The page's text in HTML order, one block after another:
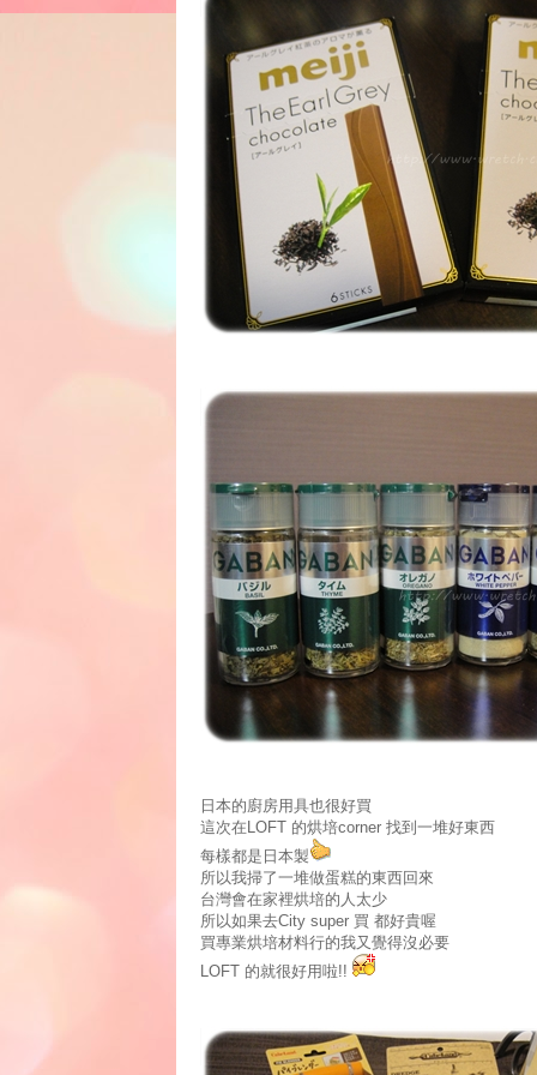
日本的廚房用具也很好買
這次在LOFT 的烘培corner 找到一堆好東西
每樣都是日本製
所以我掃了一堆做蛋糕的東西回來
台灣會在家裡烘培的人太少
所以如果去City super 買 都好貴喔
買專業烘培材料行的我又覺得沒必要
LOFT 的就很好用啦!!